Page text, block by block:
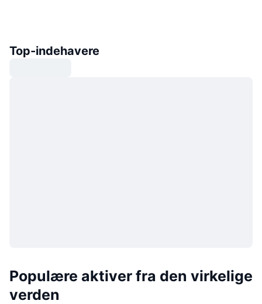
Top-indehavere
Populære aktiver fra den virkelige
verden